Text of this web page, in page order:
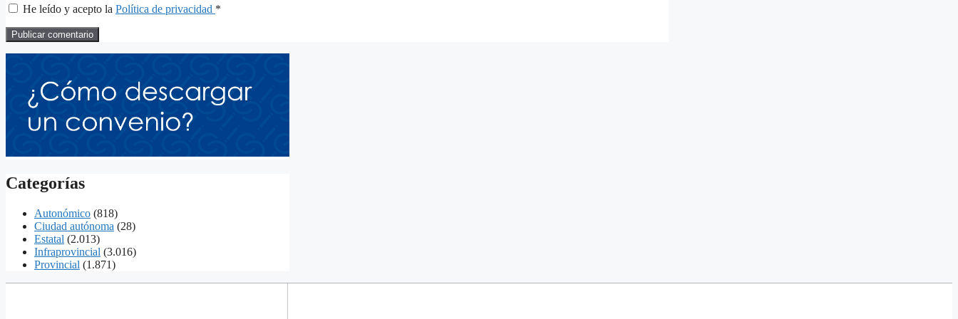
He leído y acepto la Política de privacidad *
Categorías
Autonómico (818)
Ciudad autónoma (28)
Estatal (2.013)
Infraprovincial (3.016)
Provincial (1.871)